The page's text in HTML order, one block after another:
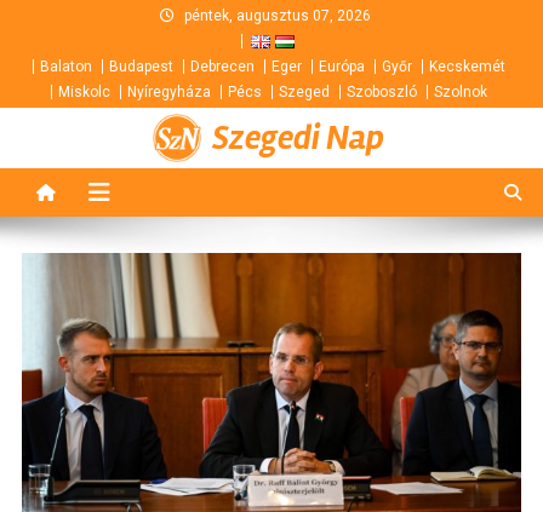
content
péntek, augusztus 07, 2026
Balaton Budapest Debrecen Eger Európa Győr
Kecskemét
Miskolc
Nyíregyháza Pécs Szeged Szoboszló Szolnok
Szegedi Nap